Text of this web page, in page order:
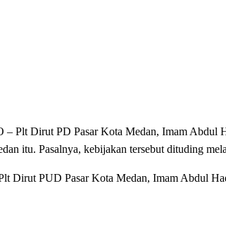
Plt Dirut PD Pasar Kota Medan, Imam Abdul
itu. Pasalnya, kebijakan tersebut dituding
Dirut PUD Pasar Kota Medan, Imam Abdul